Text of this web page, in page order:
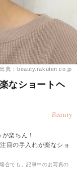
出典：beauty.rakuten.co.jp
なショートヘ
Beauty
楽ちん！
目の手入れが楽なショ
合でも、記事中のお写真の